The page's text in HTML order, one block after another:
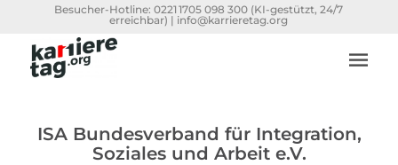
Besucher-Hotline:0221 1705 098 300 (KI-gestützt, 24/7
erreichbar) | info@karrieretag.org
ISA Bundesverband für Integration,
Soziales und Arbeit e.V.